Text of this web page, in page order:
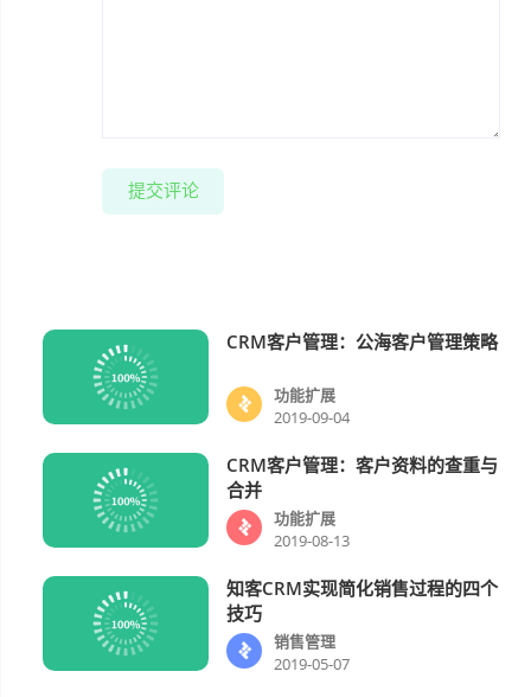
提交评论
CRM客户管理：公海客户管理策略
功能扩展
2019-09-04
CRM客户管理：客户资料的查重与
合并
功能扩展
2019-08-13
知客CRM实现简化销售过程的四个
技巧
销售管理
2019-05-07